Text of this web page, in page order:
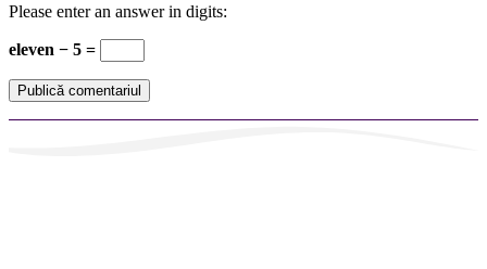
Please enter an answer in digits:
eleven − 5 =